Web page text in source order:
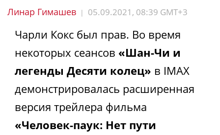
Линар Гимашев | 05.09.2021, 08:39 GMT+3
Чарли Кокс был прав. Во время
некоторых сеансов «Шан-Чи и
легенды Десяти колец» в IMAX
демонстрировалась расширенная
версия трейлера фильма
«Человек-паук: Нет пути